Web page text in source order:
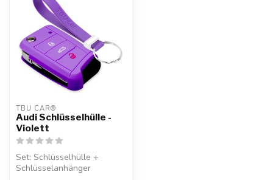
TBU CAR®
Audi Schlüsselhülle -
Violett
Set: Schlüsselhülle +
Schlüsselanhänger